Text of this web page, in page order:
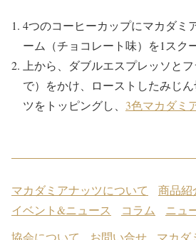
4つのコーヒーカップにマカダミ
ーム（チョコレート味）を1スク
上から、ダブルエスプレッソと
で）をかけ、ローストしたみじ
ツをトッピングし、 3色マカダミ
マカダミアナッツについて 商品紹
イベント&ニュース
コラム
ニュ
協会について
お問い合せ マカダ